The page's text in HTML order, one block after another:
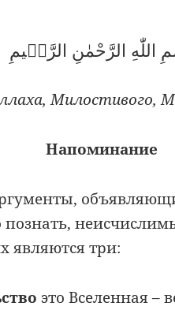
اللّٰهِ الرَّحْمٰنِ الرَّحٖيمِ
Милостивого,
Напоминание
являются три:
это Вселенная –